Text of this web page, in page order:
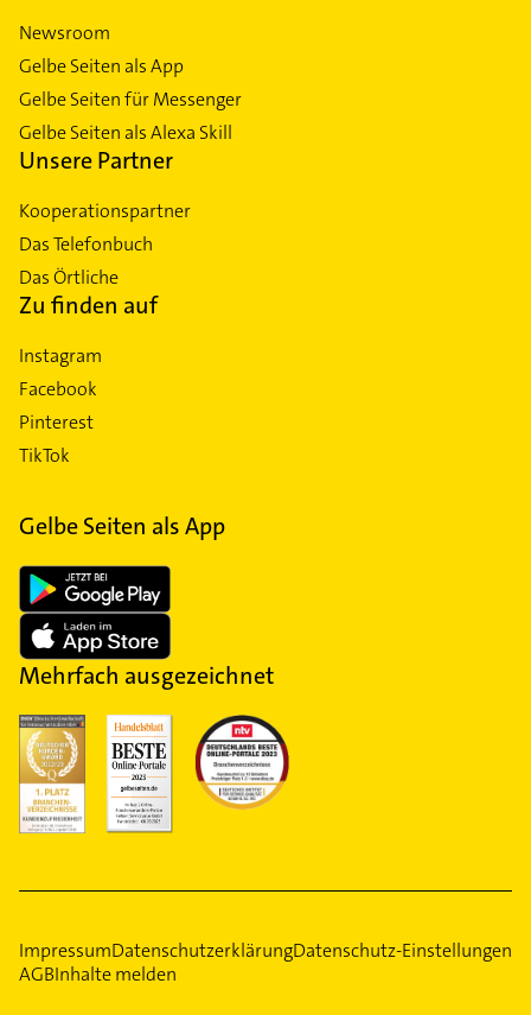
Newsroom
Gelbe Seiten als App
Gelbe Seiten für Messenger
Gelbe Seiten als Alexa Skill
Unsere Partner
Kooperationspartner
Das Telefonbuch
Das Örtliche
Zu finden auf
Instagram
Facebook
Pinterest
TikTok
Gelbe Seiten als App
Mehrfach ausgezeichnet
ImpressumDatenschutzerklärungDatenschutz-Einstellungen
AGBInhalte melden